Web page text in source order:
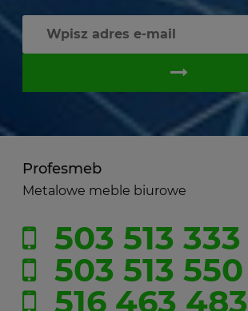
Profesmeb
Metalowe meble biurowe
503 513 333
503 513 550
516 463 483